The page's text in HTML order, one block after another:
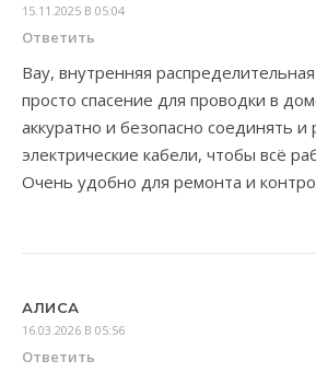
15.11.2025 В 05:04
Ответить
Вау, внутренняя
просто спасение для проводки в
аккуратно и безопасно соединять и
электрические кабели, чтобы всё
Очень удобно для ремонта и
АЛИСА
16.03.2026 В 05:56
Ответить